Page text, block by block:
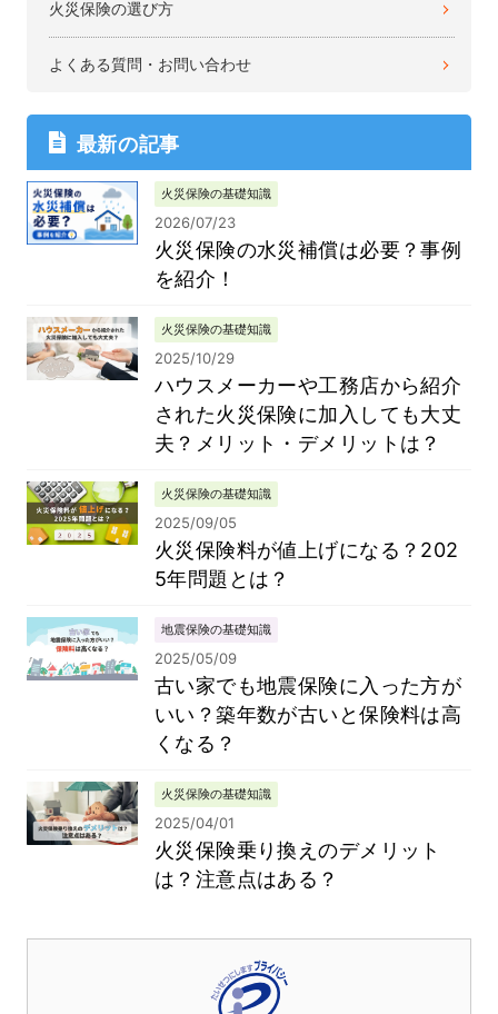
火災保険の選び方
よくある質問・お問い合わせ
最新の記事
火災保険の基礎知識
2026/07/23
火災保険の水災補償は必要？事例
を紹介！
火災保険の基礎知識
2025/10/29
ハウスメーカーや工務店から紹介
された火災保険に加入しても大丈
夫？メリット・デメリットは？
火災保険の基礎知識
2025/09/05
火災保険料が値上げになる？202
5年問題とは？
地震保険の基礎知識
2025/05/09
古い家でも地震保険に入った方が
いい？築年数が古いと保険料は高
くなる？
火災保険の基礎知識
2025/04/01
火災保険乗り換えのデメリット
は？注意点はある？